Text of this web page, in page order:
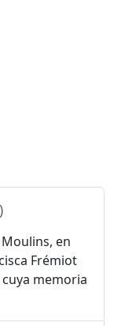
en
Frémiot
cuya memoria